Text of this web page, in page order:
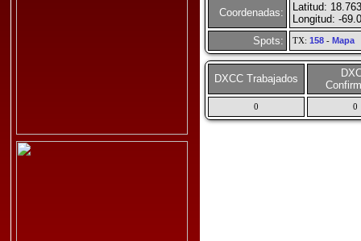
Coordenadas:
Latitud:
Longitud: -
Spots:
TX: 158- Mapa
DXCC Trabajados
0 0